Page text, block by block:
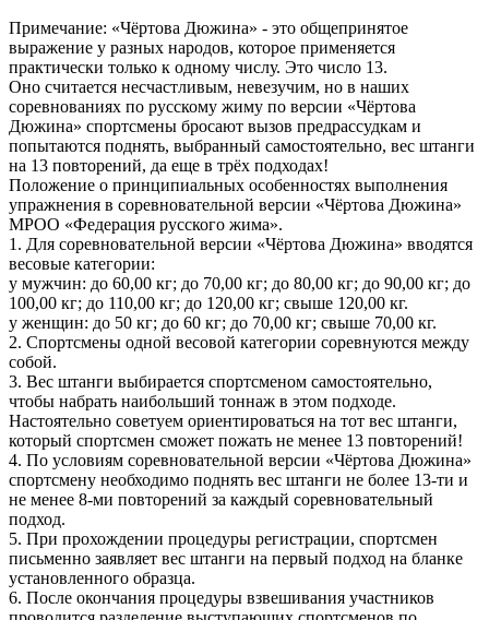
Примечание: «Чёртова Дюжина» - это общепринятое
выражение у разных народов, которое применяется
практически только к одному числу. Это число 13.
Оно считается несчастливым, невезучим, но в наших
соревнованиях по русскому жиму по версии «Чёртова
Дюжина» спортсмены бросают вызов предрассудкам и
попытаются поднять, выбранный самостоятельно, вес штанги
на 13 повторений, да еще в трёх подходах!
Положение о принципиальных особенностях выполнения
упражнения в соревновательной версии «Чёртова Дюжина»
МРОО «Федерация русского жима».
1. Для соревновательной версии «Чёртова Дюжина» вводятся
весовые категории:
у мужчин: до 60,00 кг; до 70,00 кг; до 80,00 кг; до 90,00 кг; до
100,00 кг; до 110,00 кг; до 120,00 кг; свыше 120,00 кг.
у женщин: до 50 кг; до 60 кг; до 70,00 кг; свыше 70,00 кг.
2. Спортсмены одной весовой категории соревнуются между
собой.
3. Вес штанги выбирается спортсменом самостоятельно,
чтобы набрать наибольший тоннаж в этом подходе.
Настоятельно советуем ориентироваться на тот вес штанги,
который спортсмен сможет пожать не менее 13 повторений!
4. По условиям соревновательной версии «Чёртова Дюжина»
спортсмену необходимо поднять вес штанги не более 13-ти и
не менее 8-ми повторений за каждый соревновательный
подход.
5. При прохождении процедуры регистрации, спортсмен
письменно заявляет вес штанги на первый подход на бланке
установленного образца.
6. После окончания процедуры взвешивания участников